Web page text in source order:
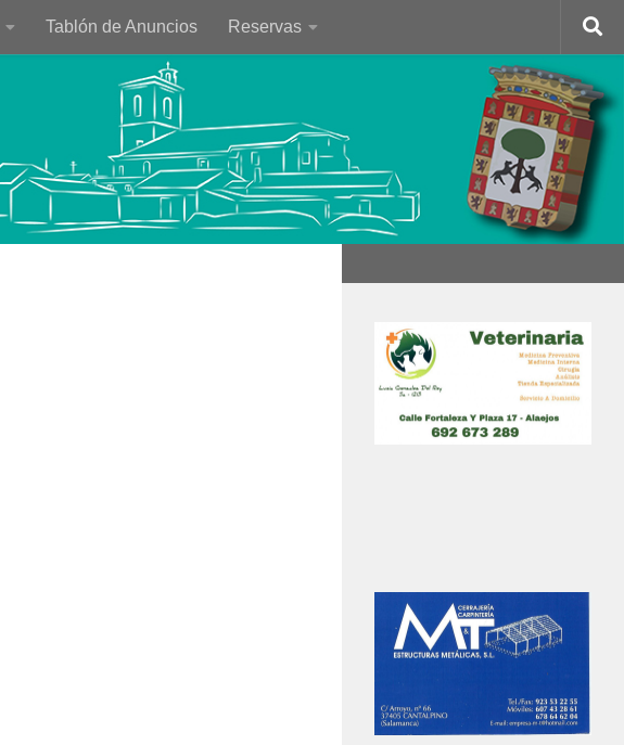
Tablón de Anuncios Reservas